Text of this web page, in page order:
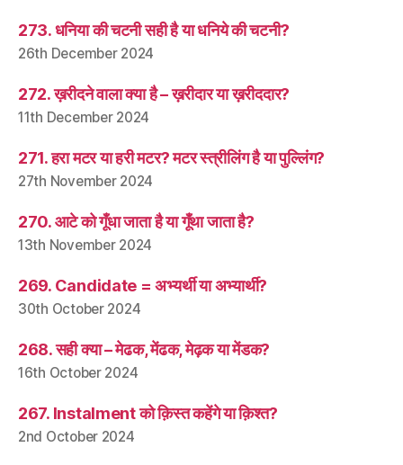
273. धनिया की चटनी सही है या धनिये की चटनी?
26th December 2024
272. ख़रीदने वाला क्या है – ख़रीदार या ख़रीददार?
11th December 2024
271. हरा मटर या हरी मटर? मटर स्त्रीलिंग है या पुल्लिंग?
27th November 2024
270. आटे को गूँधा जाता है या गूँथा जाता है?
13th November 2024
269. Candidate = अभ्यर्थी या अभ्यार्थी?
30th October 2024
268. सही क्या – मेढक, मेंढक, मेढ़क या मेंडक?
16th October 2024
267. Instalment को क़िस्त कहेंगे या क़िश्त?
2nd October 2024